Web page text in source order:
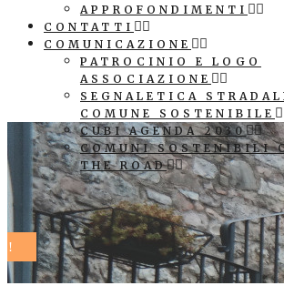
APPROFONDIMENTI
CONTATTI
COMUNICAZIONE
PATROCINIO E LOGO
ASSOCIAZIONE
SEGNALETICA
COMUNE SOSTENIBILE
CUBI AGENDA 2030
COMUNI SOSTENIBILI
THE ROAD